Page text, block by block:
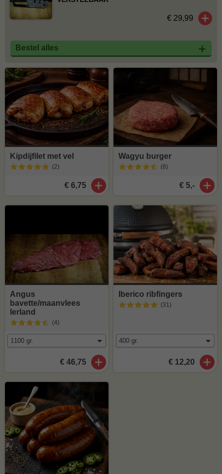
€ 29,99
Bestel alles
Kipdijfilet met vel
(2)
€ 6,75
Wagyu burger
(8)
€ 5,-
Angus
bavette/maanvlees
Ierland
(4)
€ 46,75
Iberico ribfingers
(31)
€ 12,20